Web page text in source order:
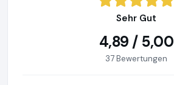
Sehr Gut
4,89 / 5,00
37 Bewertungen